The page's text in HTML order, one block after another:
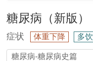
糖尿病（新版）
症状 体重下降 多饮
糖尿病-糖尿病史篇